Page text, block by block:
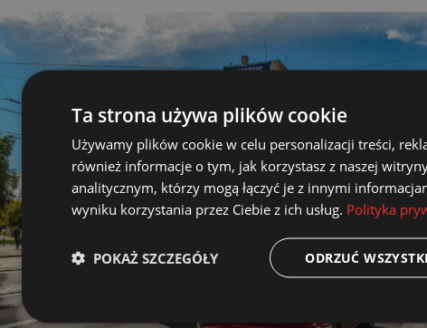
Ta strona używa plików cookie
Używamy plików cookie w celu personalizacji treści,
również informacje o tym, jak korzystasz z naszej
analitycznym, którzy mogą łączyć je z innymi
wyniku korzystania przez Ciebie z ich usług. Polityka
ODRZUĆ
POKAŻ SZCZEGÓŁY